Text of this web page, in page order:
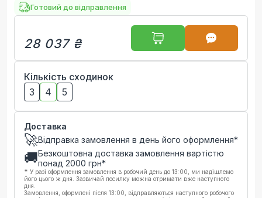
Готовий до відправлення
28 037 ₴
Кількість сходинок
3
4 5
Доставка
🚀Відправка замовлення в день його оформлення*
🚚Безкоштовна доставка замовлення вартістю
понад 2000 грн*
* У разі оформлення замовлення в робочий день до 13:00, ми надішлемо
його цього ж дня. Зазвичай посилку можна отримати вже наступного
дня.
Замовлення, оформлені після 13:00, відправляються наступного робочого